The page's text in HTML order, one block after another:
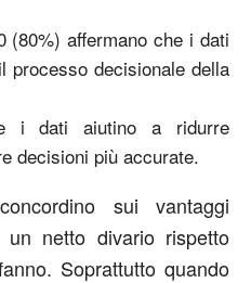
(80%) affermano che i dati
processo decisionale della
i dati aiutino a ridurre
decisioni più accurate.
sui vantaggi
un netto divario rispetto
Soprattutto quando